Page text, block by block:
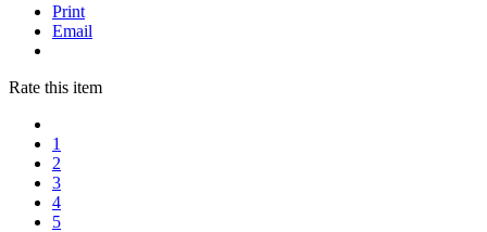
Print
Email
Rate this item
1
2
3
4
5